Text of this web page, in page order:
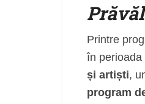
Printre
în perioada
și artiști,
program